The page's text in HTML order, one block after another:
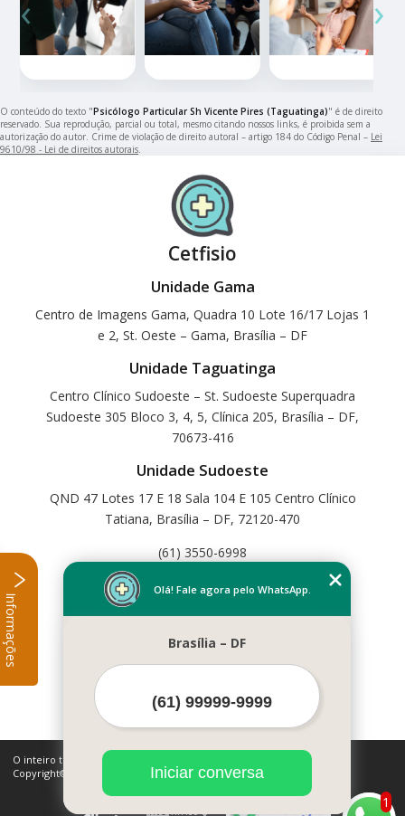
‹ ›
O conteúdo do texto "Psicólogo Particular Sh Vicente Pires (Taguatinga)" é de direito
reservado. Sua reprodução, parcial ou total, mesmo citando nossos links, é proibida sem a
autorização do autor. Crime de violação de direito autoral – artigo 184 do Código Penal – Lei
9610/98 - Lei de direitos autorais.
Cetfisio
Unidade Gama
Centro de Imagens Gama, Quadra 10 Lote 16/17 Lojas 1
e 2, St. Oeste – Gama, Brasília – DF
Unidade Taguatinga
Centro Clínico Sudoeste – St. Sudoeste Superquadra
Sudoeste 305 Bloco 3, 4, 5, Clínica 205, Brasília – DF,
70673-416
Unidade Sudoeste
QND 47 Lotes 17 E 18 Sala 104 E 105 Centro Clínico
Tatiana, Brasília – DF, 72120-470
(61) 3550-6998
Home
Serviços
Contato
Mais Serviços
O inteiro teor deste site está sujeito à proteção de direitos autorais.
Copyright© Cetfisio (Lei 9610 de 19/02/1998)
1
Olá! Fale agora pelo WhatsApp.
Brasília – DF
Iniciar conversa
Informações